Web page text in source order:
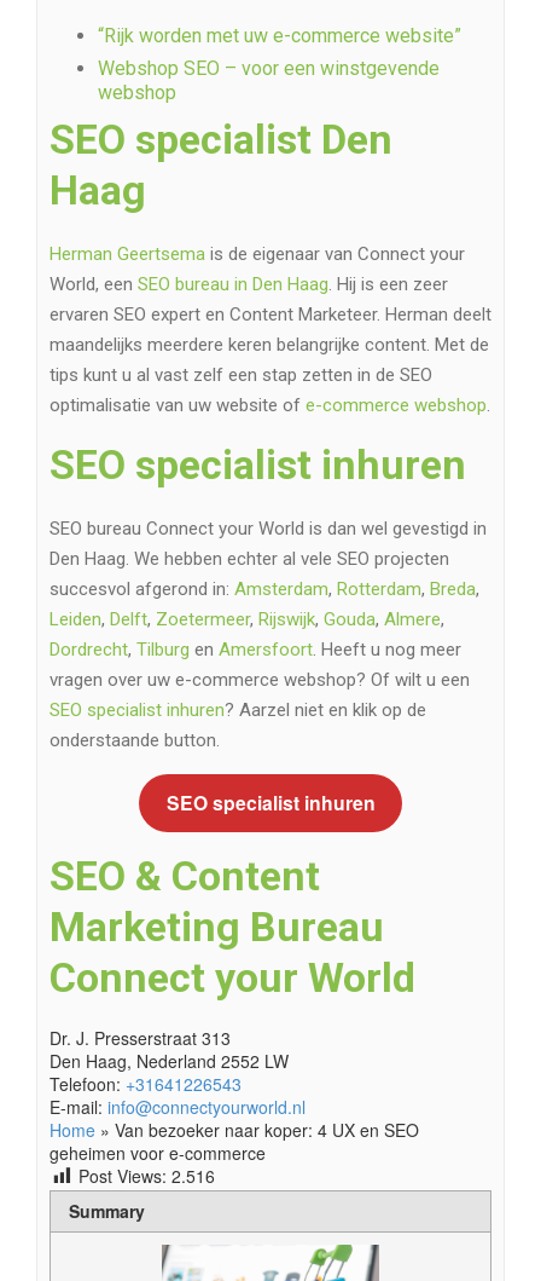
“Rijk worden met uw e-commerce website”
Webshop SEO – voor een winstgevende
webshop
SEO specialist Den
Haag
Herman Geertsema is de eigenaar van Connect your
World, een SEO bureau in Den Haag. Hij is een zeer
ervaren SEO expert en Content Marketeer. Herman deelt
maandelijks meerdere keren belangrijke content. Met de
tips kunt u al vast zelf een stap zetten in de SEO
optimalisatie van uw website of e-commerce webshop.
SEO specialist inhuren
SEO bureau Connect your World is dan wel gevestigd in
Den Haag. We hebben echter al vele SEO projecten
succesvol afgerond in: Amsterdam, Rotterdam, Breda,
Leiden, Delft, Zoetermeer, Rijswijk, Gouda, Almere,
Dordrecht, Tilburg en Amersfoort. Heeft u nog meer
vragen over uw e-commerce webshop? Of wilt u een
SEO specialist inhuren? Aarzel niet en klik op de
onderstaande button.
SEO specialist inhuren
SEO & Content
Marketing Bureau
Connect your World
Dr. J. Presserstraat 313
Den Haag, Nederland 2552 LW
Telefoon: +31641226543
E-mail: info@connectyourworld.nl
Home » Van bezoeker naar koper: 4 UX en SEO
geheimen voor e-commerce
Post Views: 2.516
Summary